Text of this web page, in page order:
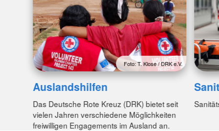
Foto: T. Klose / DRK e.V.
Auslandshilfen
Das Deutsche Rote Kreuz (DRK) bietet seit
vielen Jahren verschiedene Möglichkeiten
freiwilligen Engagements im Ausland an.